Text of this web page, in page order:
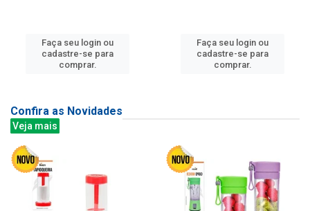
Faça seu login ou
cadastre-se para
comprar.
Faça seu login ou
cadastre-se para
comprar.
Confira as Novidades
Veja mais